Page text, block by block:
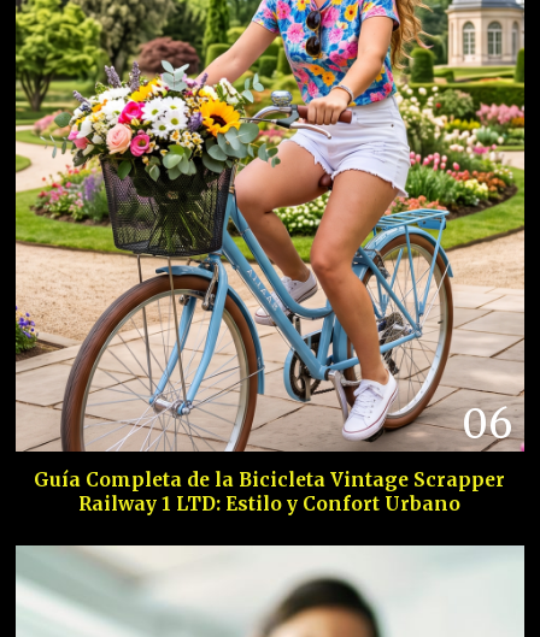
06
Guía Completa de la Bicicleta Vintage Scrapper
Railway 1 LTD: Estilo y Confort Urbano